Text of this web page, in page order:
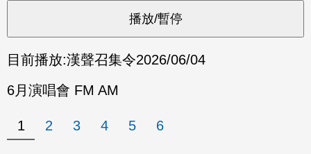
目前播放:漢聲召集令2026/06/04
6月演唱會 FM AM
1 2 3 4 5 6